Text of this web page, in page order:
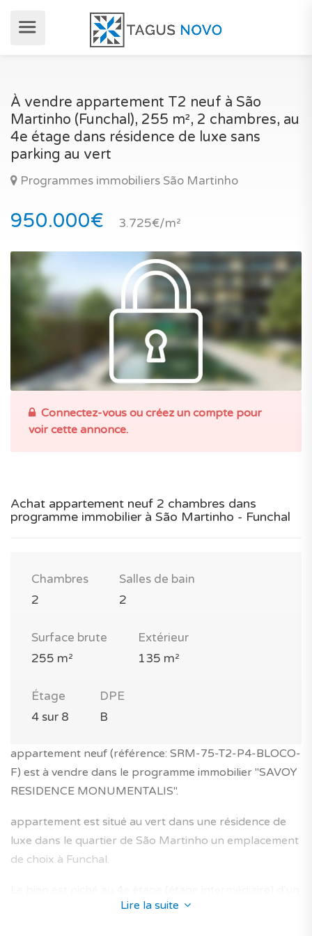
À vendre appartement T2 neuf à São
Martinho (Funchal), 255 m², 2 chambres, au
4e étage dans résidence de luxe sans
parking au vert
Programmes immobiliers São Martinho
950.000€ 3.725€/m²
Connectez-vous ou créez un compte pour
voir cette annonce.
Achat appartement neuf 2 chambres dans
programme immobilier à São Martinho - Funchal
Chambres
2
Salles de bain
2
Surface brute
255 m²
Extérieur
135 m²
Étage
4 sur 8
DPE
B
appartement neuf (référence: SRM-75-T2-P4-BLOCO-
F) est à vendre dans le programme immobilier "SAVOY
RESIDENCE MONUMENTALIS".
appartement est situé au vert dans une résidence de
luxe dans le quartier de São Martinho un emplacement
de choix à Funchal.
immeuble moderne de 8 étages avec ascenseur.
Lire la suite